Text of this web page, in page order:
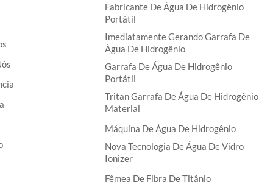
Fabricante De Água De Hidrogênio
Portátil
Imediatamente Gerando Garrafa De
Água De Hidrogênio
Garrafa De Água De Hidrogênio
Portátil
Tritan Garrafa De Água De Hidrogênio
Material
Máquina De Água De Hidrogênio
Nova Tecnologia De Água De Vidro
Ionizer
Fêmea De Fibra De Titânio